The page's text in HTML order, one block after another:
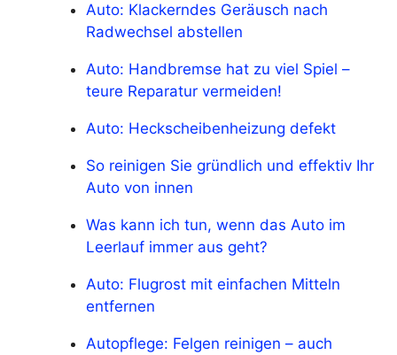
Auto: Klackerndes Geräusch nach
Radwechsel abstellen
Auto: Handbremse hat zu viel Spiel –
teure Reparatur vermeiden!
Auto: Heckscheibenheizung defekt
So reinigen Sie gründlich und effektiv Ihr
Auto von innen
Was kann ich tun, wenn das Auto im
Leerlauf immer aus geht?
Auto: Flugrost mit einfachen Mitteln
entfernen
Autopflege: Felgen reinigen – auch